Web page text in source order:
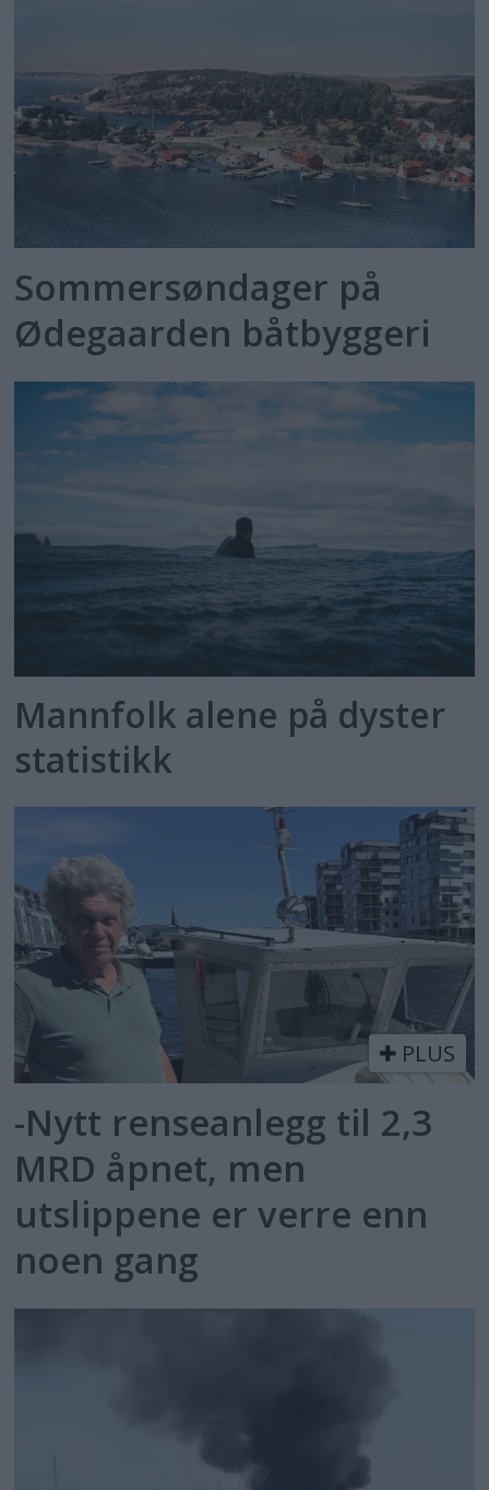
Sommersøndager på
Ødegaarden båtbyggeri
Mannfolk alene på dyster
statistikk
PLUS
-Nytt renseanlegg til 2,3
MRD åpnet, men
utslippene er verre enn
noen gang